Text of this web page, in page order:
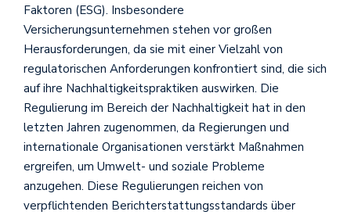
Faktoren (ESG). Insbesondere
Versicherungsunternehmen stehen vor großen
Herausforderungen, da sie mit einer Vielzahl von
regulatorischen Anforderungen konfrontiert sind, die sich
auf ihre Nachhaltigkeitspraktiken auswirken. Die
Regulierung im Bereich der Nachhaltigkeit hat in den
letzten Jahren zugenommen, da Regierungen und
internationale Organisationen verstärkt Maßnahmen
ergreifen, um Umwelt- und soziale Probleme
anzugehen. Diese Regulierungen reichen von
verpflichtenden Berichterstattungsstandards über